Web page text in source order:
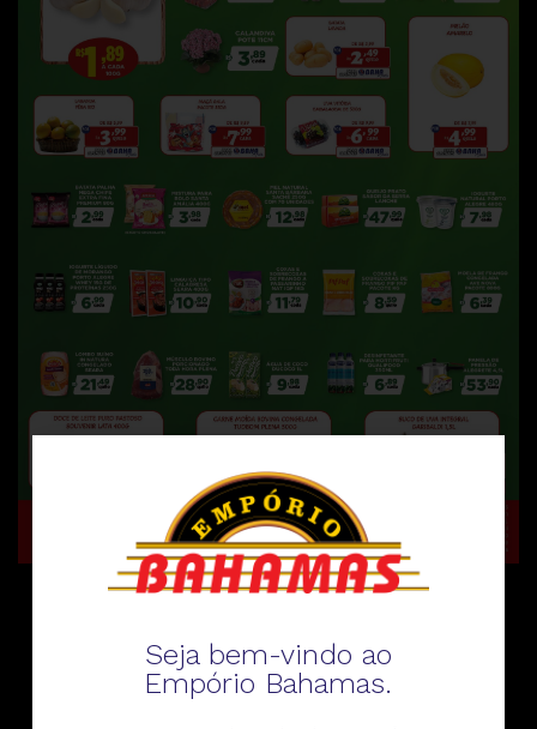
Fale conosco
Seja bem-vindo ao
Empório Bahamas.